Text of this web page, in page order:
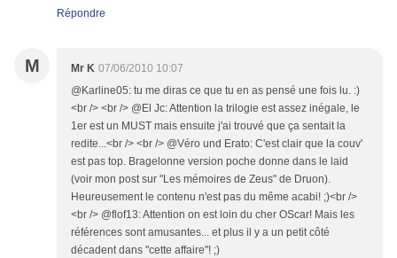
Répondre
M Mr K 07/06/2010 10:07
@Karline05: tu me diras ce que tu en as pensé une fois lu. :)
<br /> <br /> @El Jc: Attention la trilogie est assez inégale, le
1er est un MUST mais ensuite j'ai trouvé que ça sentait la
redite...<br /> <br /> @Véro und Erato: C'est clair que la couv'
est pas top. Bragelonne version poche donne dans le laid
(voir mon post sur "Les mémoires de Zeus" de Druon).
Heureusement le contenu n'est pas du même acabi! ;)<br />
<br /> @flof13: Attention on est loin du cher OScar! Mais les
références sont amusantes... et plus il y a un petit côté
décadent dans "cette affaire"! ;)